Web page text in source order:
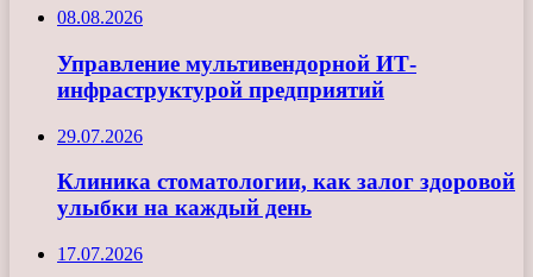
08.08.2026
Управление мультивендорной ИТ-
инфраструктурой предприятий
29.07.2026
Клиника стоматологии, как залог здоровой
улыбки на каждый день
17.07.2026